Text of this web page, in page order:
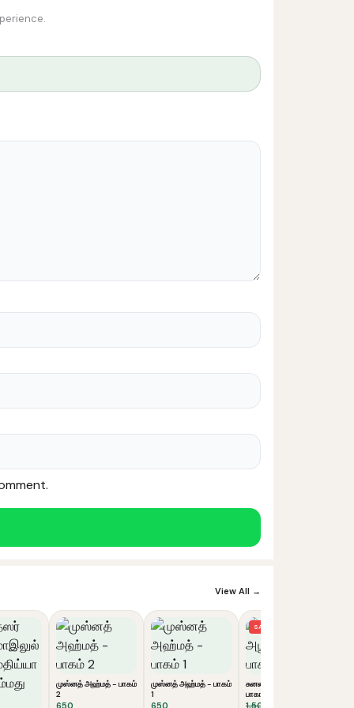
View All →
முஸ்னத் அஹ்மத் - பாகம்
2
650
முஸ்னத் அஹ்மத் - பாகம்
1
650
SALE
சுனன் அபூதாவூத் (2
பாகங்கள்)
1,500